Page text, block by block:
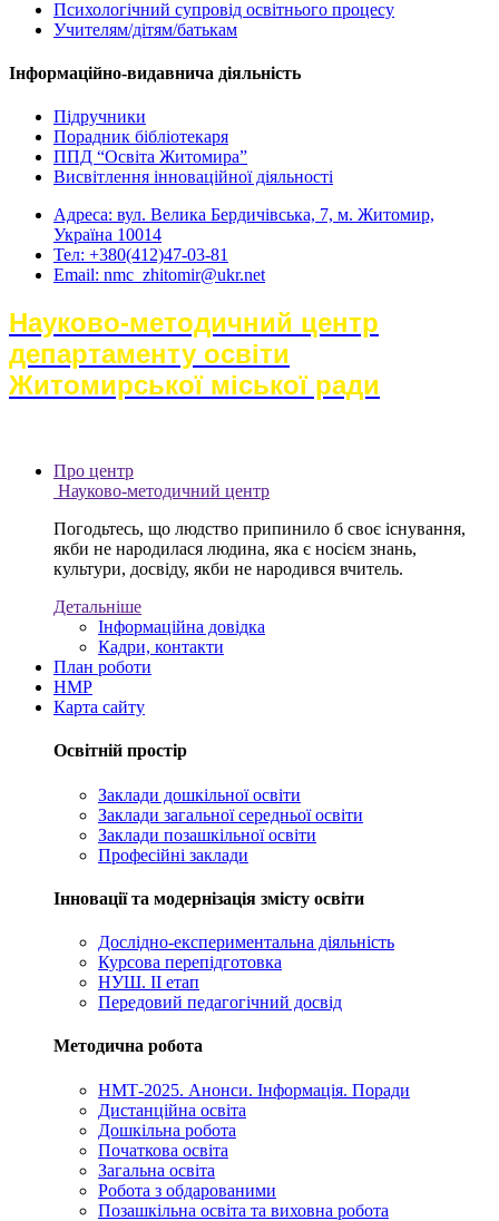
Психологічний супровід освітнього процесу
Учителям/дітям/батькам
Інформаційно-видавнича діяльність
Підручники
Порадник бібліотекаря
ППД “Освіта Житомира”
Висвітлення інноваційної діяльності
Адреса: вул. Велика Бердичівська, 7, м. Житомир,
Україна 10014
Тел: +380(412)47-03-81
Email: nmc_zhitomir@ukr.net
Науково-методичний центр
департаменту освіти
Житомирської міської ради
Про центр
Науково-методичний центр
Погодьтесь, що людство припинило б своє існування,
якби не народилася людина, яка є носієм знань,
культури, досвіду, якби не народився вчитель.
Детальніше
Інформаційна довідка
Кадри, контакти
План роботи
НМР
Карта сайту
Освітній простір
Заклади дошкільної освіти
Заклади загальної середньої освіти
Заклади позашкільної освіти
Професійні заклади
Інновації та модернізація змісту освіти
Дослідно-експериментальна діяльність
Курсова перепідготовка
НУШ. ІІ етап
Передовий педагогічний досвід
Методична робота
НМТ-2025. Анонси. Інформація. Поради
Дистанційна освіта
Дошкільна робота
Початкова освіта
Загальна освіта
Робота з обдарованими
Позашкільна освіта та виховна робота